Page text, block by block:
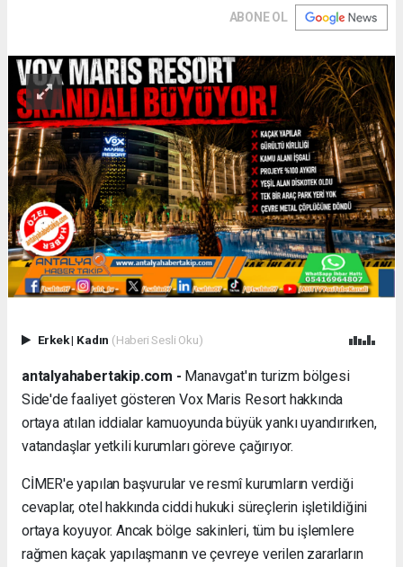
ABONE OL
Erkek| Kadın (Haberi Sesli Oku)
antalyahabertakip.com - Manavgat'ın turizm bölgesi
Side'de faaliyet gösteren Vox Maris Resort hakkında
ortaya atılan iddialar kamuoyunda büyük yankı uyandırırken,
vatandaşlar yetkili kurumları göreve çağırıyor.
CİMER'e yapılan başvurular ve resmî kurumların verdiği
cevaplar, otel hakkında ciddi hukuki süreçlerin işletildiğini
ortaya koyuyor. Ancak bölge sakinleri, tüm bu işlemlere
rağmen kaçak yapılaşmanın ve çevreye verilen zararların